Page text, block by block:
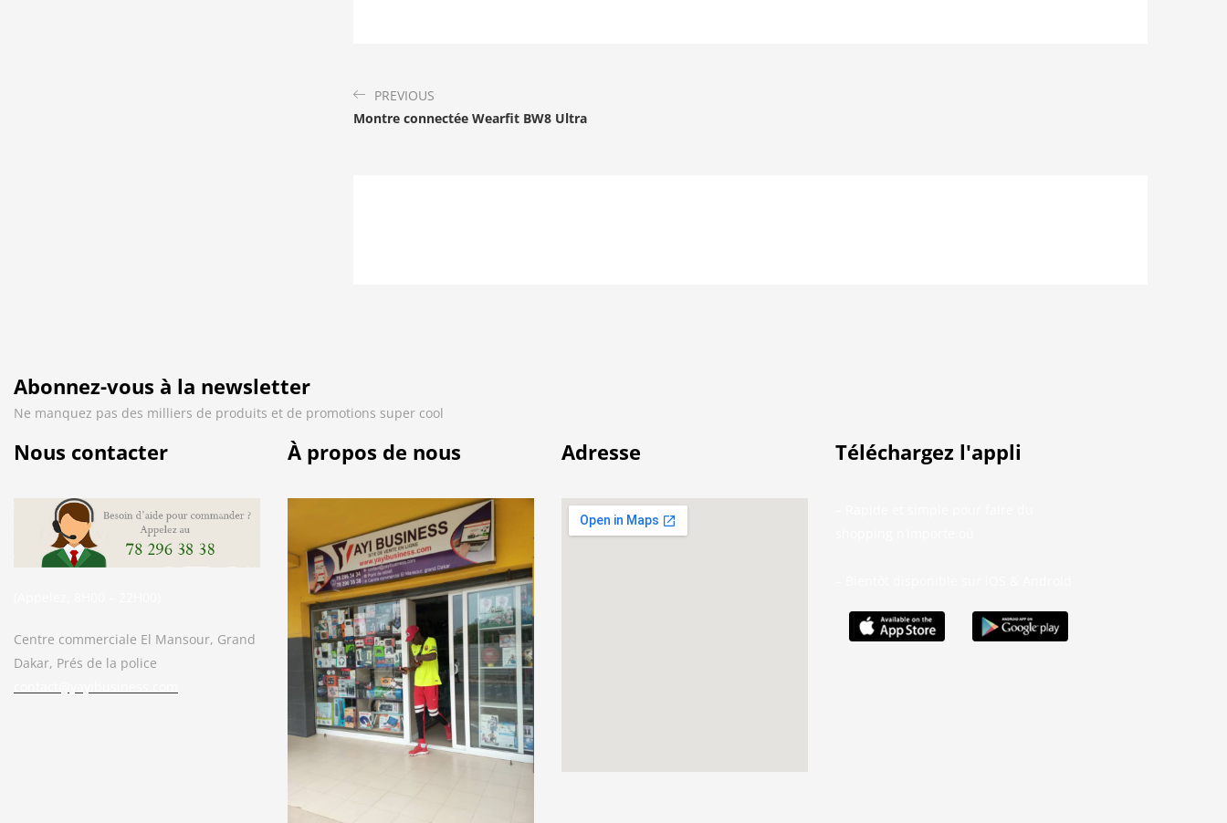
PREVIOUS
Montre connectée Wearfit BW8 Ultra
Abonnez-vous à la newsletter
Ne manquez pas des milliers de produits et de promotions super cool
Nous contacter
Centre commerciale El Mansour, Grand
Dakar, Prés de la police
À propos de nous Adresse Téléchargez l'appli
Bonjour. En quoi puis-je vous aider ?